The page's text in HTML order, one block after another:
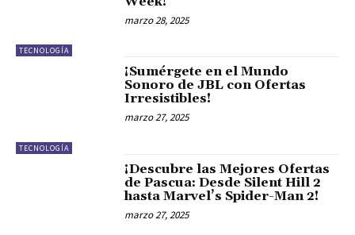
TECNOLOGÍA
marzo 28, 2025
TECNOLOGÍA
¡Sumérgete en el Mundo
Sonoro de JBL con Ofertas
Irresistibles!
marzo 27, 2025
¡Descubre las Mejores Ofertas
de Pascua: Desde Silent Hill 2
hasta Marvel’s Spider-Man 2!
marzo 27, 2025